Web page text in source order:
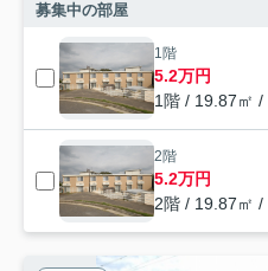
募集中の部屋
1階
5.2万円
1階 / 19.87㎡ /
2階
5.2万円
2階 / 19.87㎡ /